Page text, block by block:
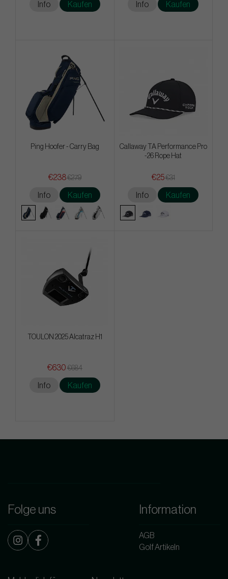
Info Kaufen Info Kaufen
Ping Hoofer - Carry Bag
€238€279
Info Kaufen
Callaway TA Performance Pro
-26 Rope Hat
€25€31
Info Kaufen
TOULON 2025 Alcatraz H1
€630 €684
Info Kaufen
Folge uns Information
AGB
Golf Artikeln